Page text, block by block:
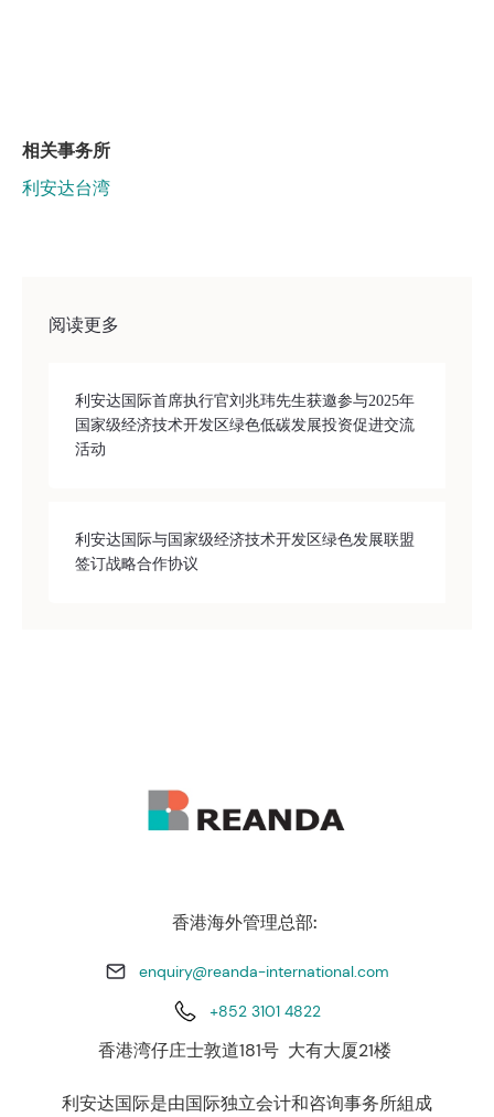
相关事务所
利安达台湾
阅读更多
利安达国际首席执行官刘兆玮先生获邀参与2025年
国家级经济技术开发区绿色低碳发展投资促进交流
活动
利安达国际与国家级经济技术开发区绿色发展联盟
签订战略合作协议
香港海外管理总部:
enquiry@reanda-international.com
+852 3101 4822
香港湾仔庄士敦道181号 大有大厦21楼
利安达国际是由国际独立会计和咨询事务所組成